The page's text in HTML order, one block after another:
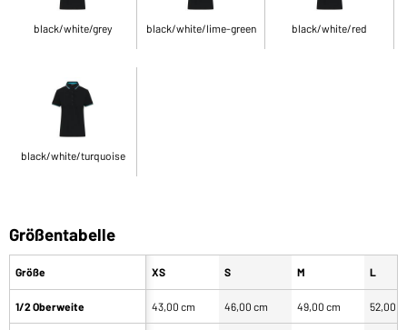
black/white/grey black/white/lime-green black/white/red
black/white/turquoise
Größentabelle
Größe
1/2 Oberweite
XS S M L
43,00 cm 46,00 cm 49,00 cm 52,00